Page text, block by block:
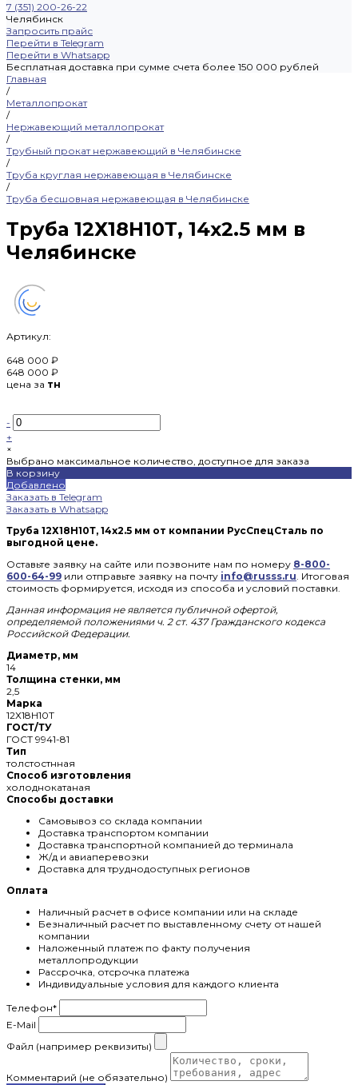
7 (351) 200-26-22
Челябинск
Запросить прайс
Перейти в Telegram
Перейти в Whatsapp
Бесплатная доставка при сумме счета более 150 000 рублей
Главная
/
Металлопрокат
/
Нержавеющий металлопрокат
/
Трубный прокат нержавеющий в Челябинске
/
Труба круглая нержавеющая в Челябинске
/
Труба бесшовная нержавеющая в Челябинске
Труба 12Х18Н10Т, 14х2.5 мм в
Челябинске
Артикул:
648 000 ₽
648 000 ₽
цена за тн
-
+
×
Выбрано максимальное количество, доступное для заказа
В корзину
Добавлено
Заказать в Telegram
Заказать в Whatsapp
Труба 12Х18Н10Т, 14х2.5 мм от компании РусСпецСталь по
выгодной цене.
Оставьте заявку на сайте или позвоните нам по номеру 8-800-
600-64-99 или отправьте заявку на почту info@russs.ru. Итоговая
стоимость формируется, исходя из способа и условий поставки.
Данная информация не является публичной офертой,
определяемой положениями ч. 2 ст. 437 Гражданского кодекса
Российской Федерации.
Диаметр, мм
14
Толщина стенки, мм
2,5
Марка
12Х18Н10Т
ГОСТ/ТУ
ГОСТ 9941-81
Тип
толстостнная
Способ изготовления
холоднокатаная
Способы доставки
Самовывоз со склада компании
Доставка транспортом компании
Доставка транспортной компанией до терминала
Ж/д и авиаперевозки
Доставка для труднодоступных регионов
Оплата
Наличный расчет в офисе компании или на складе
Безналичный расчет по выставленному счету от нашей
компании
Наложенный платеж по факту получения
металлопродукции
Рассрочка, отсрочка платежа
Индивидуальные условия для каждого клиента
Телефон*
E-Mail
Файл (например реквизиты)
Комментарий (не обязательно)